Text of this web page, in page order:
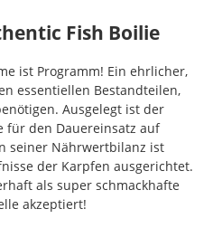
Fish Boilie
ist Programm! Ein ehrlicher,
essentiellen Bestandteilen,
Ausgelegt ist der
für den Dauereinsatz auf
seiner Nährwertbilanz ist
der Karpfen ausgerichtet.
als super schmackhafte
akzeptiert!